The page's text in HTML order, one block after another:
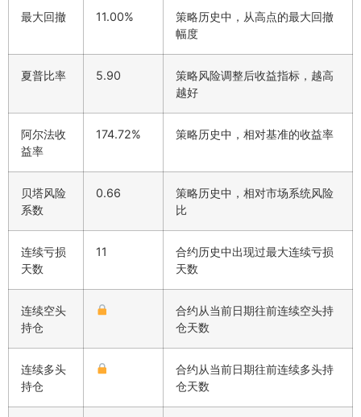
最大回撤 11.00%
策略历史中，从高点的最大回撤
幅度
夏普比率 5.90
策略风险调整后收益指标，越高
越好
阿尔法收
益率
174.72% 策略历史中，相对基准的收益率
贝塔风险
系数
0.66
策略历史中，相对市场系统风险
比
连续亏损
天数
11
合约历史中出现过最大连续亏损
天数
连续空头
持仓
合约从当前日期往前连续空头持
仓天数
连续多头
持仓
合约从当前日期往前连续多头持
仓天数